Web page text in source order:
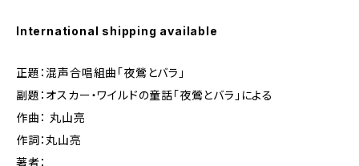
International shipping available
正題：混声合唱組曲「夜鶯とバラ」
副題：オスカー・ワイルドの童話「夜鶯とバラ」による
作曲： 丸山亮
作詞：丸山亮
著者：